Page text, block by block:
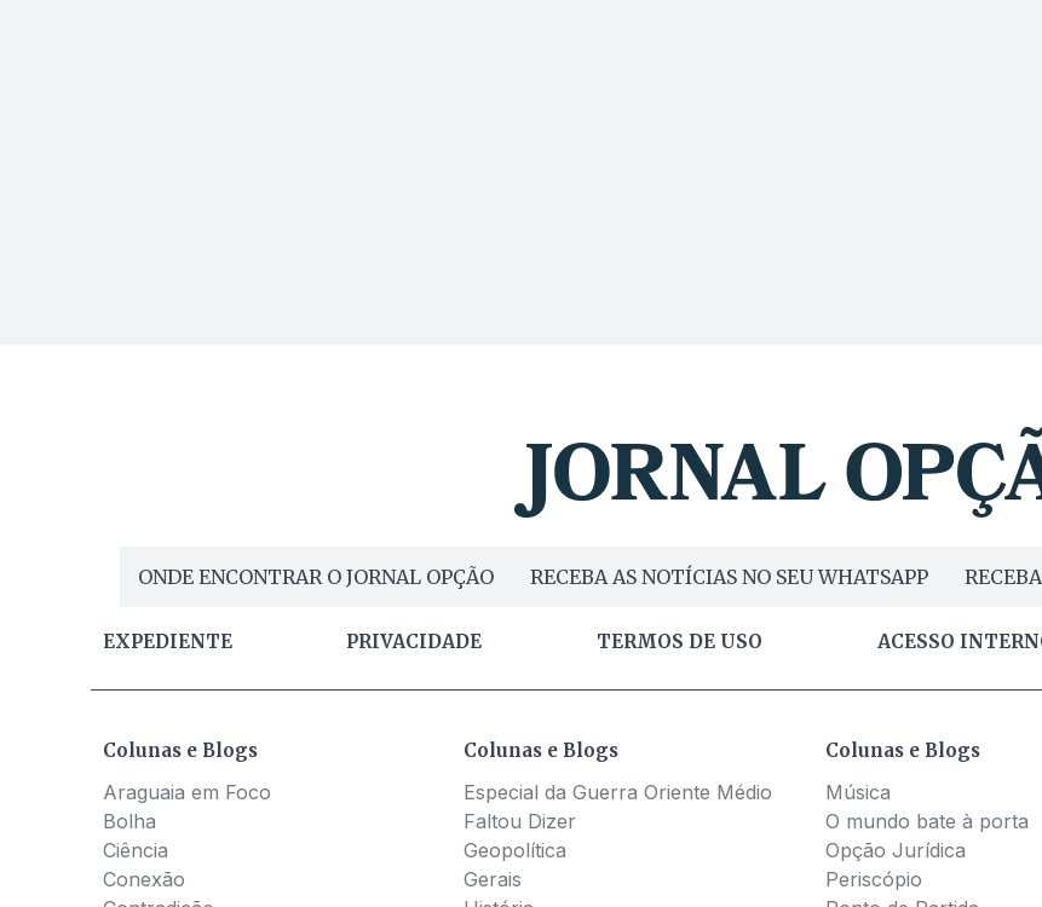
ONDE ENCONTRAR O JORNAL OPÇÃO RECEBA AS NOTÍCIAS NO SEU WHATSAPP
EXPEDIENTE PRIVACIDADE TERMOS DE USO ACESSO
Colunas e Blogs
Araguaia em Foco
Bolha
Ciência
Conexão
Colunas e Blogs
Especial da Guerra Oriente Médio
Faltou Dizer
Geopolítica
Gerais
Colunas e Blogs
Música
O mundo bate à porta
Opção Jurídica
Periscópio